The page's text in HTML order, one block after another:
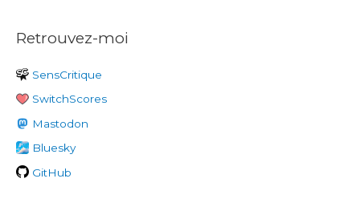
h
r
c
h
e
r
Retrouvez-moi
SensCritique
SwitchScores
Mastodon
Bluesky
GitHub